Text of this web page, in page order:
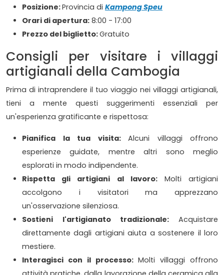
Posizione:Provincia di Kampong Speu
Orari di apertura: 8:00 - 17:00
Prezzo del biglietto:Gratuito
Consigli per visitare i villaggi
artigianali della Cambogia
Prima di intraprendere il tuo viaggio nei villaggi artigianali,
tieni a mente questi suggerimenti essenziali per
un'esperienza gratificante e rispettosa:
Pianifica la tua visita: Alcuni villaggi offrono
esperienze guidate, mentre altri sono meglio
esplorati in modo indipendente.
Rispetta gli artigiani al lavoro:Molti artigiani
accolgono i visitatori ma apprezzano
un'osservazione silenziosa.
Sostieni l'artigianato tradizionale: Acquistare
direttamente dagli artigiani aiuta a sostenere il loro
mestiere.
Interagisci con il processo: Molti villaggi offrono